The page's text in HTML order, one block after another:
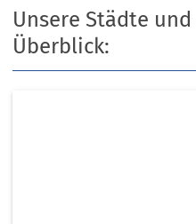
Unsere Städte
Überblick: